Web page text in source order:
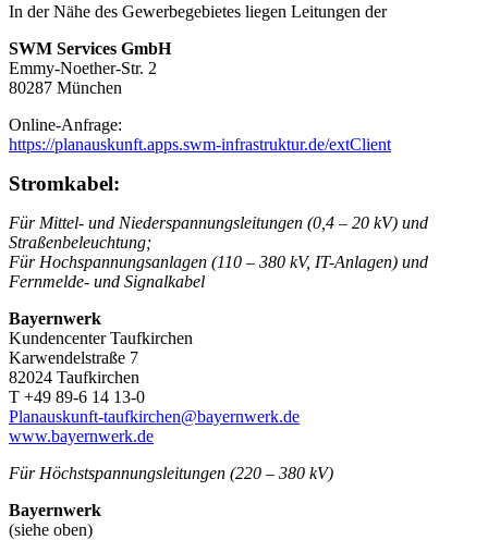
In der Nähe des Gewerbegebietes liegen Leitungen der
SWM Services GmbH
Emmy-Noether-Str. 2
80287 München
Online-Anfrage:
https://planauskunft.apps.swm-infrastruktur.de/extClient
Stromkabel:
Für Mittel- und Niederspannungsleitungen (0,4 – 20 kV) und
Straßenbeleuchtung;
Für Hochspannungsanlagen (110 – 380 kV, IT-Anlagen) und
Fernmelde- und Signalkabel
Bayernwerk
Kundencenter Taufkirchen
Karwendelstraße 7
82024 Taufkirchen
T +49 89-6 14 13-0
Planauskunft-taufkirchen@bayernwerk.de
www.bayernwerk.de
Für Höchstspannungsleitungen (220 – 380 kV)
Bayernwerk
(siehe oben)